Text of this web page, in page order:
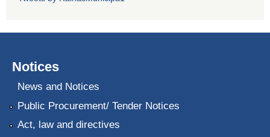
Notices
News and Notices
Public Procurement/ Tender Notices
Act, law and directives